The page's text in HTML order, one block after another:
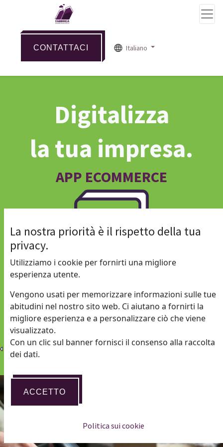
CONTATTACI Italiano
Digitalizza
la tua impresa.
APP ECOMMERCE
ACQUISTA
La nostra priorità è il rispetto della tua
privacy.
Utilizziamo i cookie per fornirti una migliore
esperienza utente.
Vengono usati per memorizzare informazioni sulle tue
abitudini nel nostro sito web. Ci aiutano a fornirti la
migliore esperienza e a personalizzare ciò che viene
visualizzato.
Con un clic sul banner fornisci il consenso alla raccolta
dei dati.
ACCETTO
Politica sui cookie